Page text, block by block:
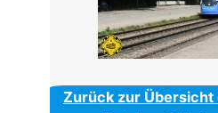
Zurück zur Übersicht